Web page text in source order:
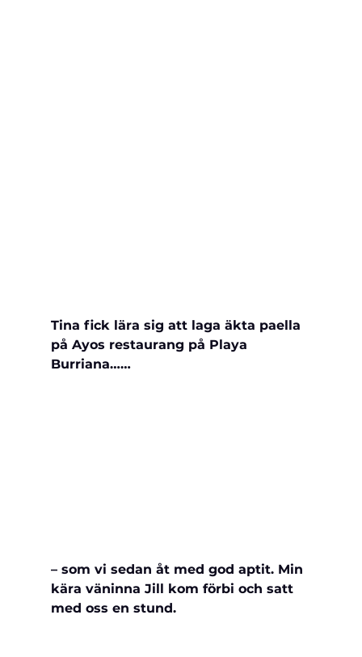
Tina fick lära sig att laga äkta paella
på Ayos restaurang på Playa
Burriana……
– som vi sedan åt med god aptit. Min
kära väninna Jill kom förbi och satt
med oss en stund.